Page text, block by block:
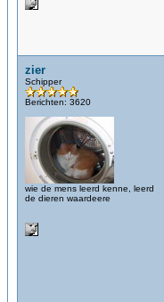
zier
Schipper
Berichten: 3620
wie de mens leerd kenne, leerd
de dieren waardeere